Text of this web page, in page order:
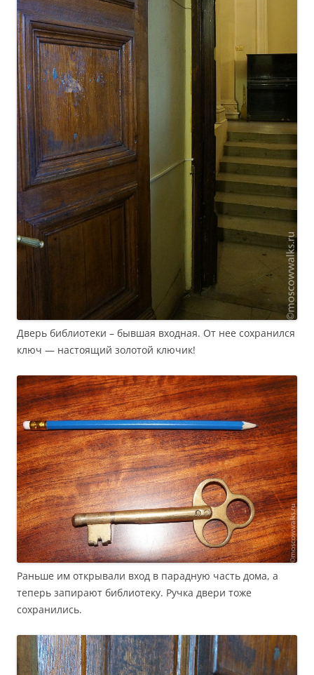
Дверь библиотеки – бывшая входная. От нее сохранился
ключ — настоящий золотой ключик!
Раньше им открывали вход в парадную часть дома, а
теперь запирают библиотеку. Ручка двери тоже
сохранились.